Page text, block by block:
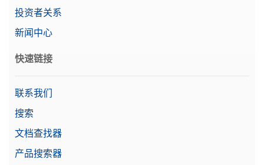
投资者关系
新闻中心
快速链接
联系我们
搜索
文档查找器
产品搜索器